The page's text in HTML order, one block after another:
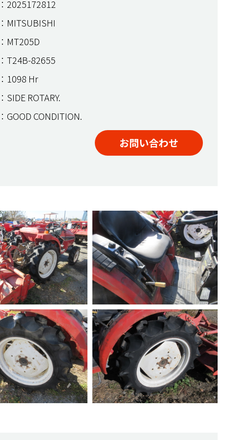
：2025172812
：MITSUBISHI
：MT205D
：T24B-82655
：1098 Hr
：SIDE ROTARY.
：GOOD CONDITION.
お問い合わせ